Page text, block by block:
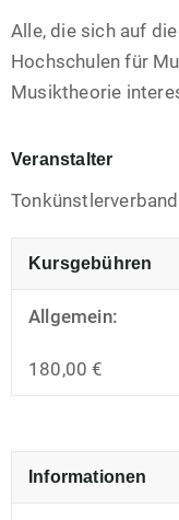
Alle, die sich auf
Hochschulen für
Musiktheorie
Veranstalter
Kursgebühren
Allgemein:
180,00 €
Informationen